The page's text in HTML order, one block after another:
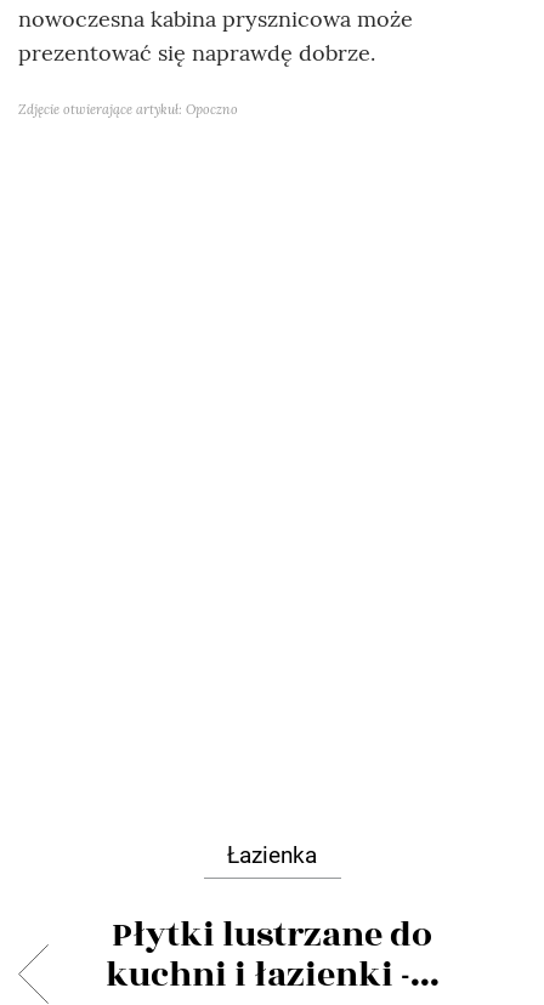
nowoczesna kabina prysznicowa może
prezentować się naprawdę dobrze.
Zdjęcie otwierające artykuł: Opoczno
Łazienka
Płytki lustrzane do
kuchni i łazienki -...